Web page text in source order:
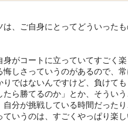
、ご自身にとってどういったも
がコートに立っていてすごく
悔しさっていうのがあるので、
りではないんですけど、負けて
たら勝てるのか」とか、そうい
自分が挑戦している時間だった
ていうのは、すごくやっぱり楽